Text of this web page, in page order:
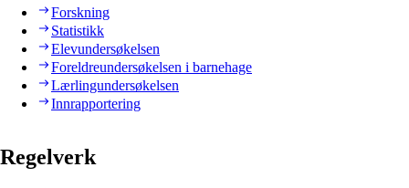
Forskning
Statistikk
Elevundersøkelsen
Foreldreundersøkelsen i barnehage
Lærlingundersøkelsen
Innrapportering
Regelverk